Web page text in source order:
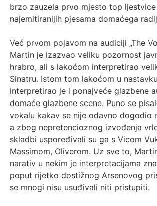
brzo zauzela prvo mjesto top ljestvice
najemitiranijih pjesama domaćega
Već prvom pojavom na audiciji „The
Martin je izazvao veliku pozornost
hrabro, ali s lakoćom interpretirao
Sinatru. Istom tom lakoćom u
interpretirao je i ponajveće glazbene
domaće glazbene scene. Puno se
vokalu kakav se nije odavno dogodio
a zbog nepretencioznog izvođenja
skladbi uspoređivali su ga s Vicom
Massimom, Oliverom. Uz sve to,
narativ u nekim je interpretacijama
poput rijetko dostižnog Arsenovog
se mnogi nisu usuđivali niti pristupiti.